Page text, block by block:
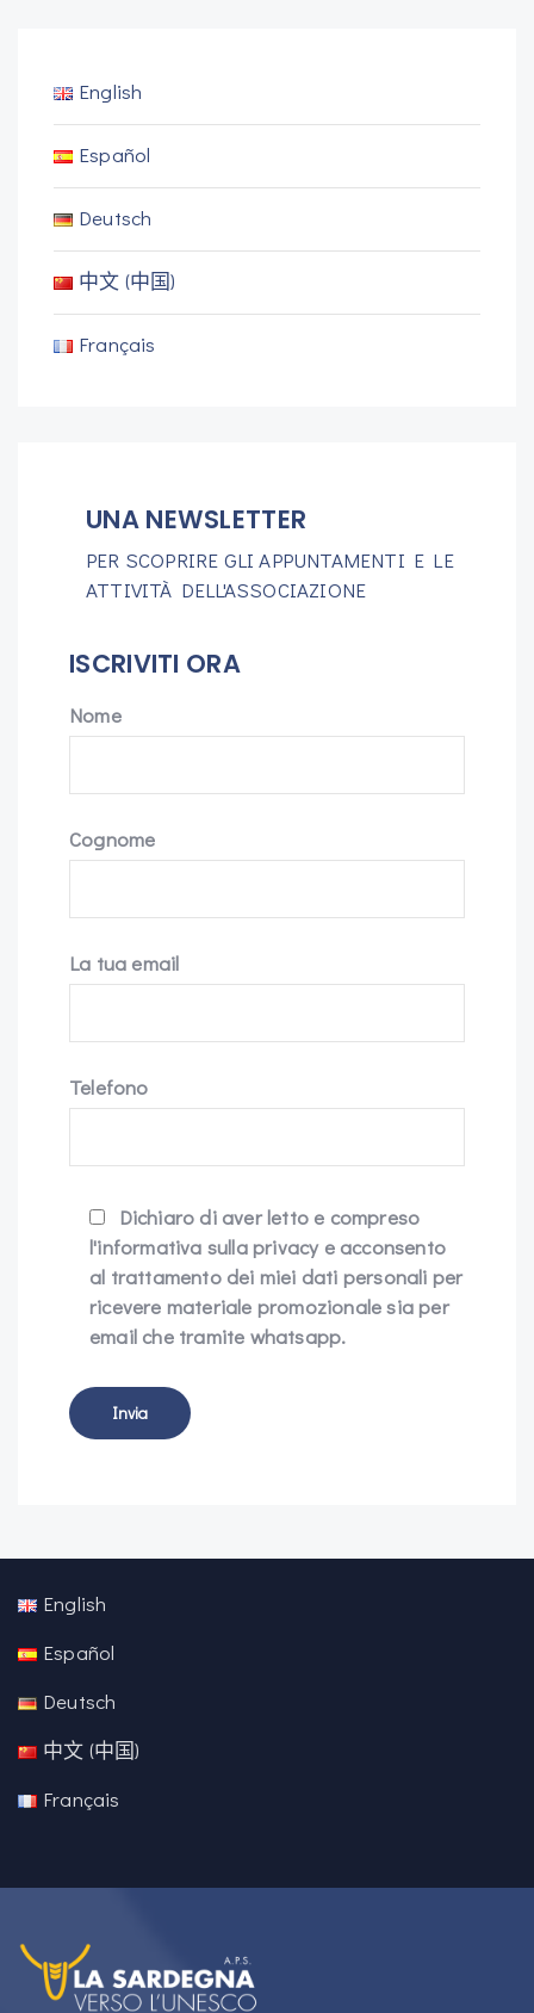
English
Español
Deutsch
中文 (中国)
Français
UNA NEWSLETTER
PER SCOPRIRE GLI APPUNTAMENTI E LE
ATTIVITÀ DELL'ASSOCIAZIONE
ISCRIVITI ORA
Nome
Cognome
La tua email
Telefono
Dichiaro di aver letto e compreso
l'informativa sulla privacy e acconsento
al trattamento dei miei dati personali per
ricevere materiale promozionale sia per
email che tramite whatsapp.
English
Español
Deutsch
中文 (中国)
Français